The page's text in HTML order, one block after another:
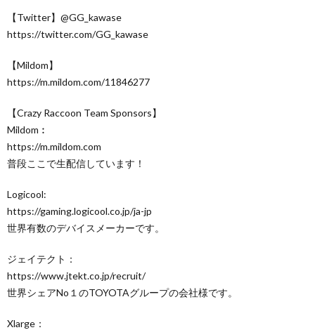
【Twitter】@GG_kawase
https://twitter.com/GG_kawase​
【Mildom】
https://m.mildom.com/11846277
【Crazy Raccoon Team Sponsors】
Mildom︰
https://m.mildom.com
普段ここで生配信しています！
Logicool:
https://gaming.logicool.co.jp/ja-jp​
世界有数のデバイスメーカーです。
ジェイテクト：
https://www.jtekt.co.jp/recruit/​
世界シェアNo１のTOYOTAグループの会社様です。
Xlarge：